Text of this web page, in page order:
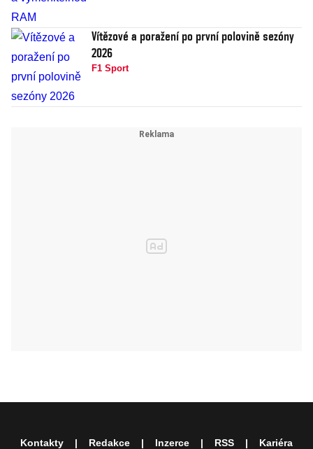
Vítězové a poražení po první polovině sezóny
2026
F1 Sport
Kontakty Redakce Inzerce RSS Kariéra